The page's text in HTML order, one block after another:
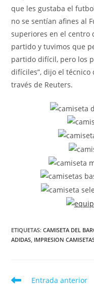
que les gustaba el
no se sentían afines al
superiores en el centro
partido y tuvimos que
partido difícil, pero los
difíciles”, dijo el técnico
través de Reuters.
ETIQUETAS:CAMISETA DEL
ADIDAS IMPRESION
Leer
Entrada anterior